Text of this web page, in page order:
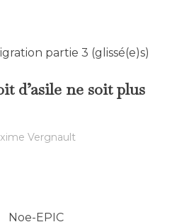
d’asile ne soit plus
Vergnault